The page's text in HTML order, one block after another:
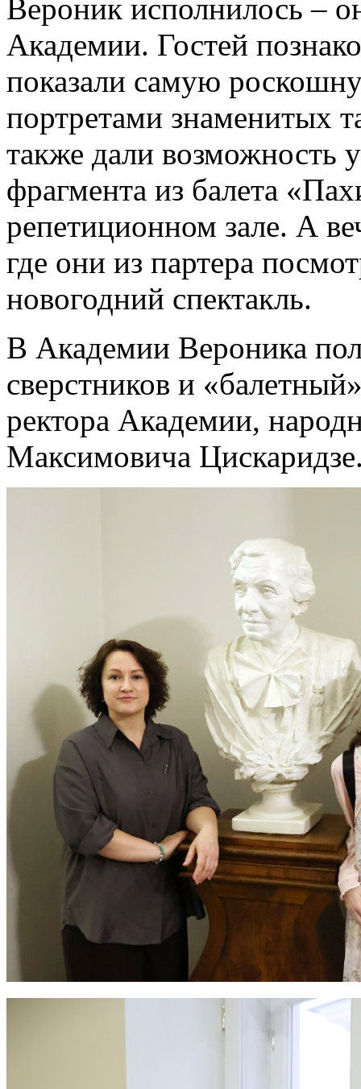
Вероник исполнилось –
Академии. Гостей
показали самую
портретами знаменитых
также дали возможность
фрагмента из балета
репетиционном зале. А
где они из партера
новогодний спектакль.
В Академии Вероника
сверстников и
ректора Академии,
Максимовича